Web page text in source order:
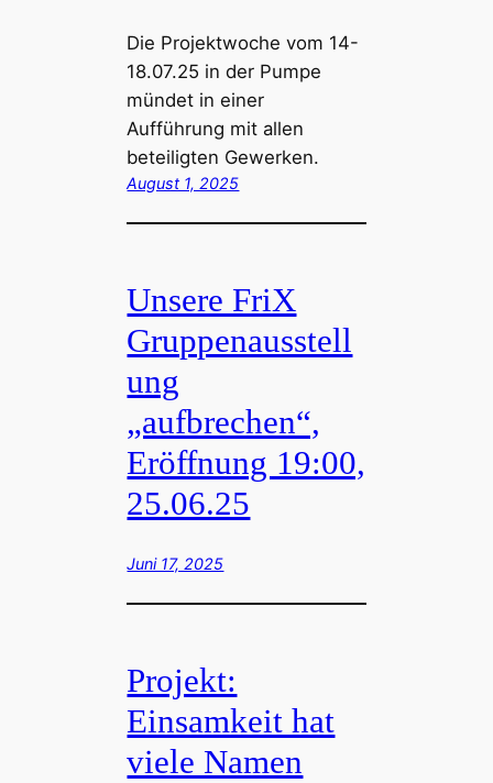
Die Projektwoche vom 14-
18.07.25 in der Pumpe
mündet in einer
Aufführung mit allen
beteiligten Gewerken.
August 1, 2025
Unsere FriX
Gruppenausstell
ung
„aufbrechen“,
Eröffnung 19:00,
25.06.25
Juni 17, 2025
Projekt:
Einsamkeit hat
viele Namen